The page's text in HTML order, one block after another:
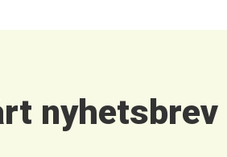
nyhetsbrev